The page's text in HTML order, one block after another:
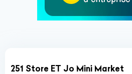
251 Store ET Jo Mini Market